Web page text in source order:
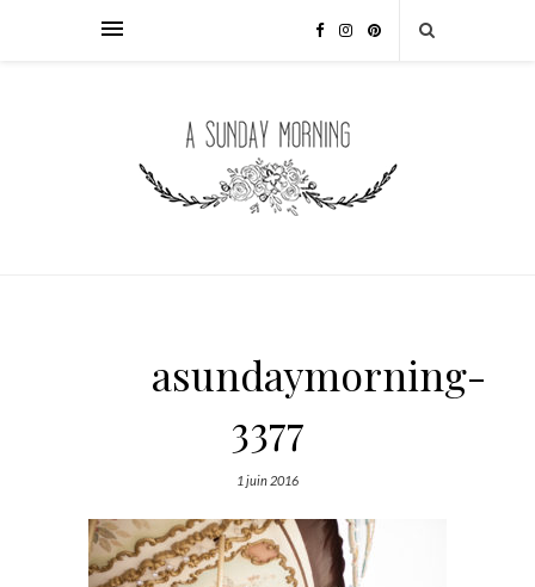
asundaymorning-
3377
1 juin 2016